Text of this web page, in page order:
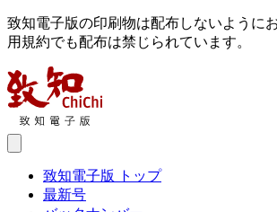
致知電子版の印刷物は配布しないように
用規約でも配布は禁じられています。
致知電子版 トップ
最新号